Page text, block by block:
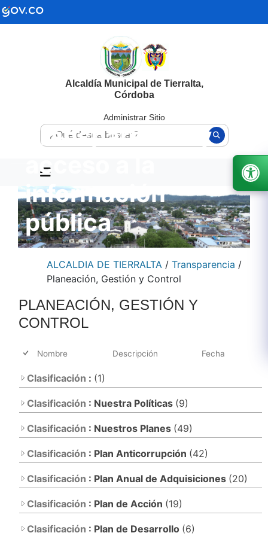
Alcaldía Municipal de Tierralta,
Córdoba
Administrar Sitio
Transparencia y
acceso a la
información
pública
ALCALDIA DE TIERRALTA / Transparencia /
Planeación, Gestión y Control
PLANEACIÓN, GESTIÓN Y
CONTROL
Nombre Descripción Fecha
Clasificación : (1)
Clasificación : Nuestra Políticas (9)
Clasificación : Nuestros Planes (49)
Clasificación : Plan Anticorrupción (42)
Clasificación : Plan Anual de Adquisiciones (20)
Clasificación : Plan de Acción (19)
Clasificación : Plan de Desarrollo (6)